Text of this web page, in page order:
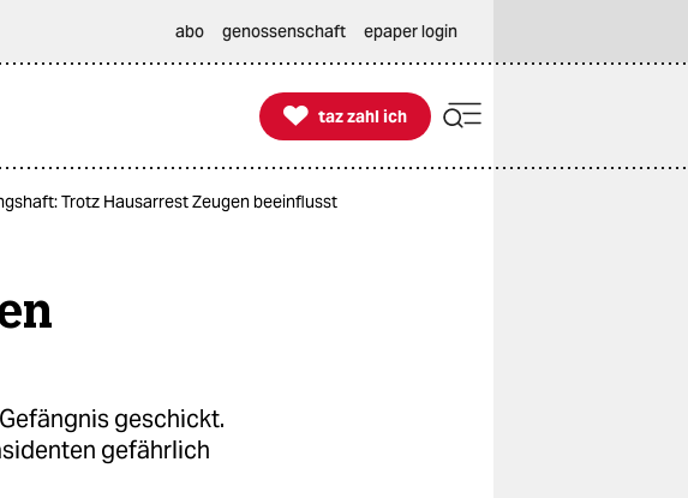
abo genossenschaft epaper login

taz zahl ich
taz zahl ich
Trotz Hausarrest Zeugen beeinflusst
geschickt.
gefährlich